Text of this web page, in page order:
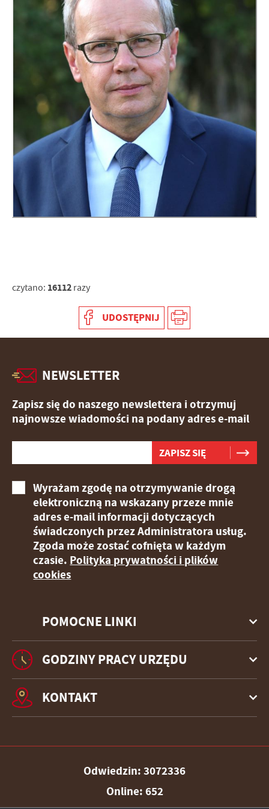
czytano: 16112 razy
UDOSTĘPNIJ
POMOCNE LINKI
NEWSLETTER
Zapisz się do naszego newslettera i otrzymuj
najnowsze wiadomości na podany adres e-mail
Wyrażam zgodę na otrzymywanie drogą
elektroniczną na wskazany przeze mnie
adres e-mail informacji dotyczących
świadczonych przez Administratora usług.
Zgoda może zostać cofnięta w każdym
czasie. Polityka prywatności i plików
cookies
GODZINY PRACY URZĘDU
KONTAKT
Odwiedzin: 3072336
Online: 652
stronach podmiotów trzecich lub firm będących naszymi
partnerami oraz innych dostawców usług. Firmy te działają
w charakterze pośredników prezentujących nasze treści w
postaci wiadomości, ofert, komunikatów mediów
społecznościowych.